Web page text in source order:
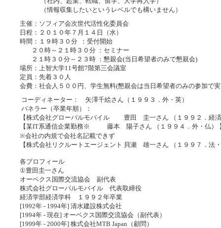
（情報収集したいというレベルでも構いません）
主催：ソフィア会次世代活性化委員会
日程：２０１０年７月１４日（水）
時間：１９時３０分 ：受付開始
２０時～２１時３０分 ：セミナー
２１時３０分～２３時 ：懇親会(当日希望者のみで懇親会)
場所：上智大学11号館7階第三会議室
定員：先着３０人
会費：社会人５００円、学生無料(懇親会は当日希望者のみの参加で
コーディネーター： 矢澤千絵さん（１９９３．外・英）
パネラー（卒業年順）：
【株式会社グローバルモバイル 豊田 圭一さん （１９９２．経
【某IT系通信企業勤務※ 藤本 陽子さん （１９９４．外・仏）
※会社の内規で会社名記載できず
【株式会社リクルートエージェント 貝瀬 雄一さん （１９９７．法
各プロフィール
①豊田圭一さん
オーベクス国際交流協会 副代表
株式会社グローバルモバイル 代表取締役
経済学部経済学科 １９９２年卒業
[1992年 - 1994年] 清水建設株式会社
[1994年 - 現在] オーベクス国際交流協会（副代表）
[1999年 - 2000年] 株式会社MTB Japan（顧問）